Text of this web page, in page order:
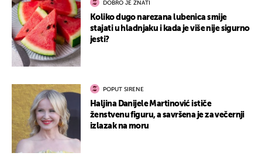
DOBRO JE ZNATI
Koliko dugo narezana lubenica smije
stajati u hladnjaku i kada je više nije sigurno
jesti?
POPUT SIRENE
Haljina Danijele Martinović ističe
ženstvenu figuru, a savršena je za večernji
izlazak na moru